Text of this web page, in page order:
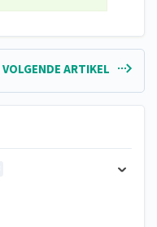
VOLGENDE ARTIKEL